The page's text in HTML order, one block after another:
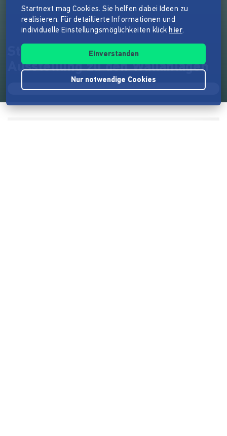
Stadtlabor unterwegs -
Ausstellung zu den Wallanlagen
Startnext mag Cookies. Sie helfen dabei Ideen zu
realisieren. Für detaillierte Informationen und
individuelle Einstellungsmöglichkeiten klick hier.
Einverstanden
Nur notwendige Cookies